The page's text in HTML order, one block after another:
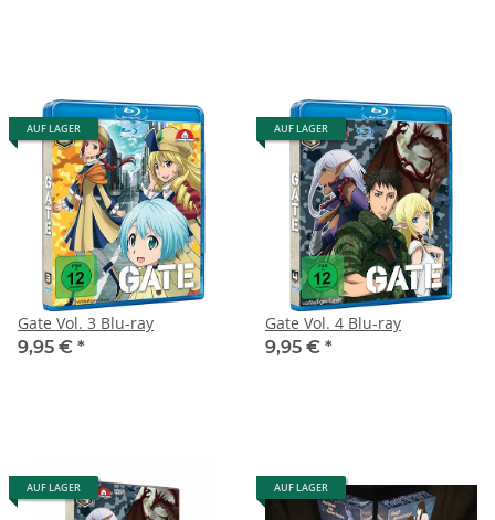
AUF LAGER
Gate Vol. 3 Blu-ray
9,95 € *
AUF LAGER
Gate Vol. 4 Blu-ray
9,95 € *
AUF LAGER AUF LAGER